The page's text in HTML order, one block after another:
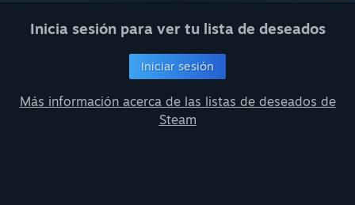
Búsqueda avanzada
Inicia sesión para ver tu lista de deseados
Iniciar sesión
Más información acerca de las listas de deseados de
Steam